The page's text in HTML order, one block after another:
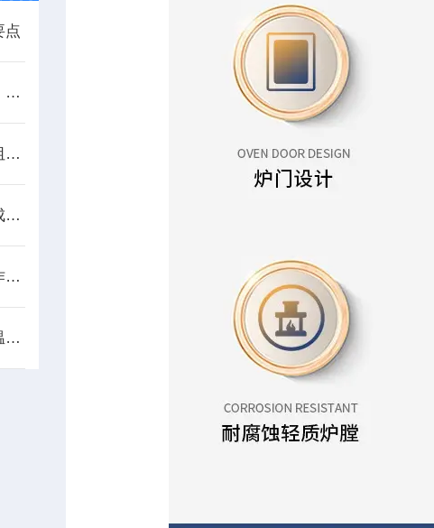
点
在复杂温度曲线控制下，一体式高温马弗炉的响应准确性如何？
如何选购一体式高温电阻炉？
一体式箱式电阻炉的构成及使用注意事项
一体式箱式电阻炉的工作原理与应用
如何正确进行一体式高温马弗炉的日常维护和保养？